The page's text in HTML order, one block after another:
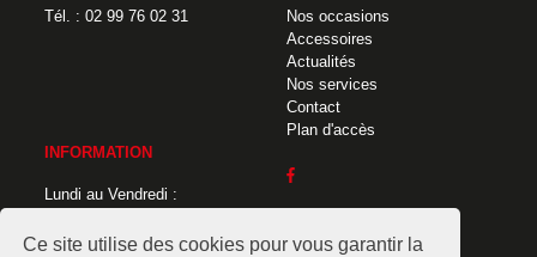
Ce site utilise des cookies pour vous garantir la
Tél. : 02 99 76 02 31
Nos occasions
Accessoires
Actualités
Nos services
Contact
Plan d'accès
INFORMATION
Lundi au Vendredi :
Samedi :